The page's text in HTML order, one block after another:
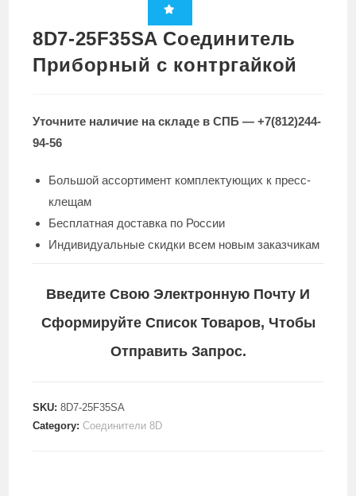
8D7-25F35SA Соединитель
Приборный с контргайкой
Уточните наличие на складе в СПБ — +7(812)244-
94-56
Большой ассортимент комплектующих к пресс-
клещам
Бесплатная доставка по России
Индивидуальные скидки всем новым заказчикам
Введите Свою Электронную Почту И
Сформируйте Список Товаров, Чтобы
Отправить Запрос.
SKU:8D7-25F35SA
Category:Соединители 8D